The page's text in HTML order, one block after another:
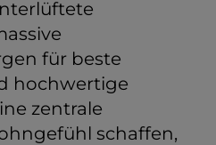
für beste
hochwertige
zentrale
schaffen,